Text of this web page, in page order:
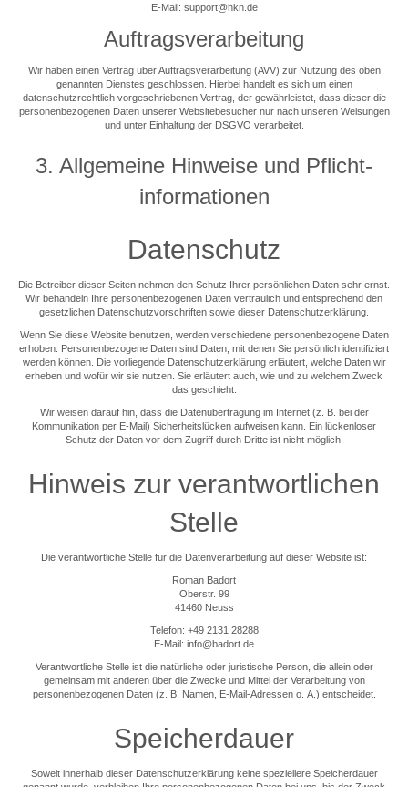
E-Mail: support@hkn.de
Auftragsverarbeitung
Wir haben einen Vertrag über Auftragsverarbeitung (AVV) zur Nutzung des oben
genannten Dienstes geschlossen. Hierbei handelt es sich um einen
datenschutzrechtlich vorgeschriebenen Vertrag, der gewährleistet, dass dieser die
personenbezogenen Daten unserer Websitebesucher nur nach unseren Weisungen
und unter Einhaltung der DSGVO verarbeitet.
3. Allgemeine Hinweise und Pflicht­
informationen
Datenschutz
Die Betreiber dieser Seiten nehmen den Schutz Ihrer persönlichen Daten sehr ernst.
Wir behandeln Ihre personenbezogenen Daten vertraulich und entsprechend den
gesetzlichen Datenschutzvorschriften sowie dieser Datenschutzerklärung.
Wenn Sie diese Website benutzen, werden verschiedene personenbezogene Daten
erhoben. Personenbezogene Daten sind Daten, mit denen Sie persönlich identifiziert
werden können. Die vorliegende Datenschutzerklärung erläutert, welche Daten wir
erheben und wofür wir sie nutzen. Sie erläutert auch, wie und zu welchem Zweck
das geschieht.
Wir weisen darauf hin, dass die Datenübertragung im Internet (z. B. bei der
Kommunikation per E-Mail) Sicherheitslücken aufweisen kann. Ein lückenloser
Schutz der Daten vor dem Zugriff durch Dritte ist nicht möglich.
Hinweis zur verantwortlichen
Stelle
Die verantwortliche Stelle für die Datenverarbeitung auf dieser Website ist:
Roman Badort
Oberstr. 99
41460 Neuss
Telefon: +49 2131 28288
E-Mail: info@badort.de
Verantwortliche Stelle ist die natürliche oder juristische Person, die allein oder
gemeinsam mit anderen über die Zwecke und Mittel der Verarbeitung von
personenbezogenen Daten (z. B. Namen, E-Mail-Adressen o. Ä.) entscheidet.
Speicherdauer
Soweit innerhalb dieser Datenschutzerklärung keine speziellere Speicherdauer